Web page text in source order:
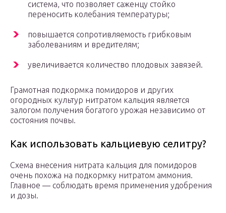
система, что позволяет саженцу стойко
переносить колебания температуры;
повышается сопротивляемость грибковым
заболеваниям и вредителям;
увеличивается количество плодовых завязей.
Грамотная подкормка помидоров и других
огородных культур нитратом кальция является
залогом получения богатого урожая независимо от
состояния почвы.
Как использовать кальциевую селитру?
Схема внесения нитрата кальция для помидоров
очень похожа на подкормку нитратом аммония.
Главное — соблюдать время применения удобрения
и дозы.